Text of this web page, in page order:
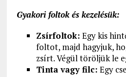
Gyakori foltok és kezelésük:
Zsírfoltok: Egy kis
foltot, majd hagyjuk,
zsírt. Végül töröljük le
Tinta vagy filc: Egy